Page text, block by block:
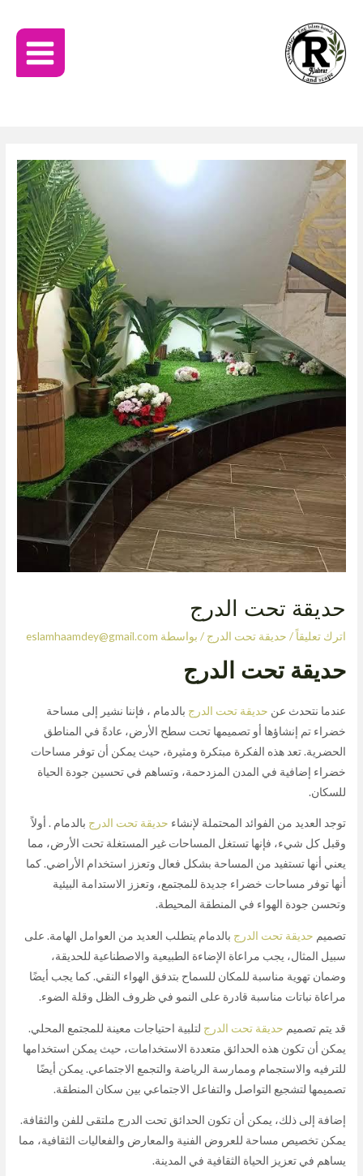
حديقة تحت الدرج
اترك تعليقاً/ حديقة تحت الدرج / بواسطة eslamhaamdey@gmail.com
حديقة تحت الدرج
عندما نتحدث عن حديقة تحت الدرج بالدمام ، فإننا نشير إلى مساحة
خضراء تم إنشاؤها أو تصميمها تحت سطح الأرض، عادةً في المناطق
الحضرية. تعد هذه الفكرة مبتكرة ومثيرة، حيث يمكن أن توفر مساحات
خضراء إضافية في المدن المزدحمة، وتساهم في تحسين جودة الحياة
للسكان.
توجد العديد من الفوائد المحتملة لإنشاء حديقة تحت الدرج بالدمام . أولاً
وقبل كل شيء، فإنها تستغل المساحات غير المستغلة تحت الأرض، مما
يعني أنها تستفيد من المساحة بشكل فعال وتعزز استخدام الأراضي. كما
أنها توفر مساحات خضراء جديدة للمجتمع، وتعزز الاستدامة البيئية
وتحسن جودة الهواء في المنطقة المحيطة.
تصميم حديقة تحت الدرج بالدمام يتطلب العديد من العوامل الهامة. على
سبيل المثال، يجب مراعاة الإضاءة الطبيعية والاصطناعية للحديقة،
وضمان تهوية مناسبة للمكان للسماح بتدفق الهواء النقي. كما يجب أيضًا
مراعاة نباتات مناسبة قادرة على النمو في ظروف الظل وقلة الضوء.
قد يتم تصميم حديقة تحت الدرج لتلبية احتياجات معينة للمجتمع المحلي.
يمكن أن تكون هذه الحدائق متعددة الاستخدامات، حيث يمكن استخدامها
للترفيه والاستجمام وممارسة الرياضة والتجمع الاجتماعي. يمكن أيضًا
تصميمها لتشجيع التواصل والتفاعل الاجتماعي بين سكان المنطقة.
إضافة إلى ذلك، يمكن أن تكون الحدائق تحت الدرج ملتقى للفن والثقافة.
يمكن تخصيص مساحة للعروض الفنية والمعارض والفعاليات الثقافية، مما
يساهم في تعزيز الحياة الثقافية في المدينة.